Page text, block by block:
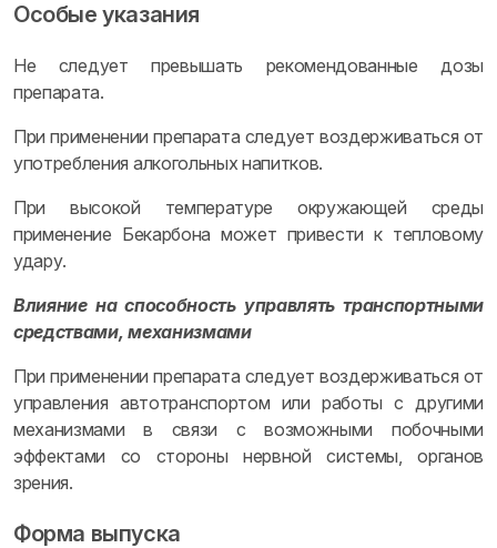
Особые указания
Не следует превышать рекомендованные дозы
препарата.
При применении препарата следует воздерживаться от
употребления алкогольных напитков.
При высокой температуре окружающей среды
применение Бекарбона может привести к тепловому
удару.
Влияние на способность управлять транспортными
средствами, механизмами
При применении препарата следует воздерживаться от
управления автотранспортом или работы с другими
механизмами в связи с возможными побочными
эффектами со стороны нервной системы, органов
зрения.
Форма выпуска